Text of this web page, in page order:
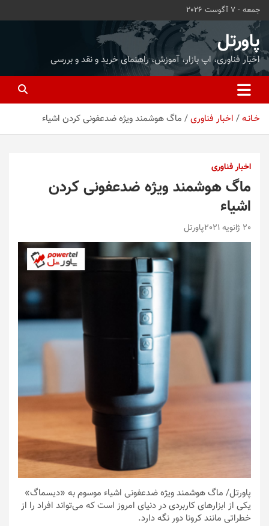
محتوا
بروید
جمعه - 7 آگوست 2026
پاورتل
اخبار فناوری، اپ بازار، آموزش، راهنمای خرید و نقد و بررسی
خـانـه اخبار فناوری ماگ هوشمند ویژه ضدعفونی کردن اشیاء
اخبار فناوری
ماگ هوشمند ویژه ضدعفونی کردن
اشیاء
20 ژانویه 2021 پاورتل
پاورتل/ ماگ هوشمند ویژه ضدعفونی اشیاء موسوم به «دیسماگ»
یکی از ابزار‌های کاربردی در دنیای امروز است که می‌تواند افراد را از
خطراتی مانند کرونا دور نگه دارد.